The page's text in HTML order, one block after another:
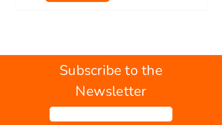
Subscribe to the
Newsletter